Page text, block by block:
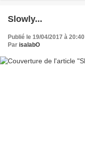
Slowly...
Publié le 19/04/2017 à 20:40
Par isalabO